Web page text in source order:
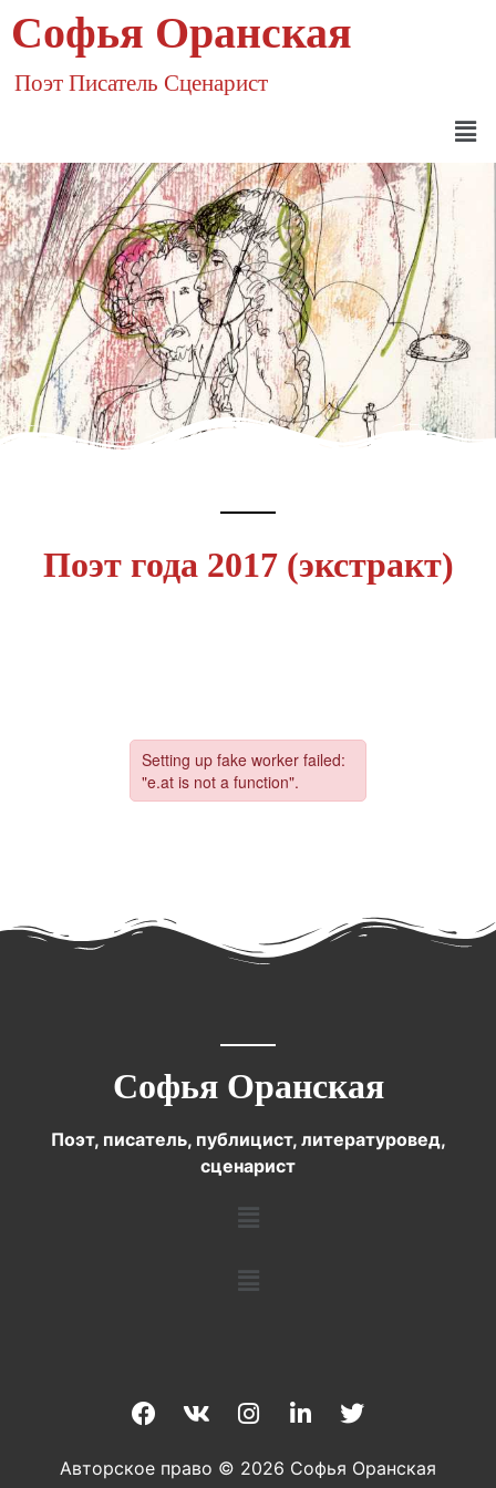
Софья Оранская
Поэт Писатель Сценарист
Поэт года 2017 (экстракт)
Софья Оранская
Поэт, писатель, публицист, литературовед,
сценарист
Авторское право © 2026 Софья Оранская